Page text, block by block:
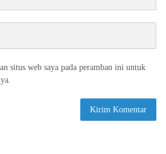
situs web saya pada peramban ini untuk